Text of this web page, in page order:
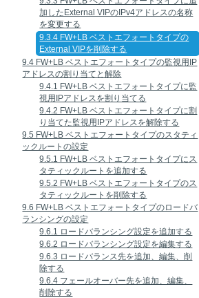
加したExternal VIPのIPv4アドレスの名称
を変更する
9.3.4 FW+LB ベストエフォートタイプの
External VIPを削除する
9.4 FW+LB ベストエフォートタイプの監視用IP
アドレスの割り当てと解除
9.4.1 FW+LB ベストエフォートタイプに監
視用IPアドレスを割り当てる
9.4.2 FW+LB ベストエフォートタイプに割
り当てた監視用IPアドレスを解除する
9.5 FW+LB ベストエフォートタイプのスタティ
ックルートの設定
9.5.1 FW+LB ベストエフォートタイプにス
タティックルートを追加する
9.5.2 FW+LB ベストエフォートタイプのス
タティックルートを削除する
9.6 FW+LB ベストエフォートタイプのロードバ
ランシングの設定
9.6.1 ロードバランシング設定を追加する
9.6.2 ロードバランシング設定を編集する
9.6.3 ロードバランス先を追加、編集、削
除する
9.6.4 フェールオーバー先を追加、編集、
削除する